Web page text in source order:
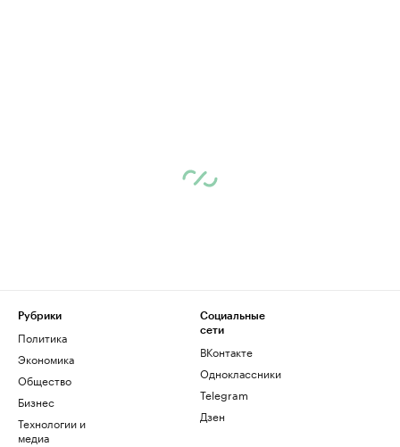
Рубрики
Политика
Экономика
Общество
Бизнес
Технологии и
медиа
Социальные
сети
ВКонтакте
Одноклассники
Telegram
Дзен